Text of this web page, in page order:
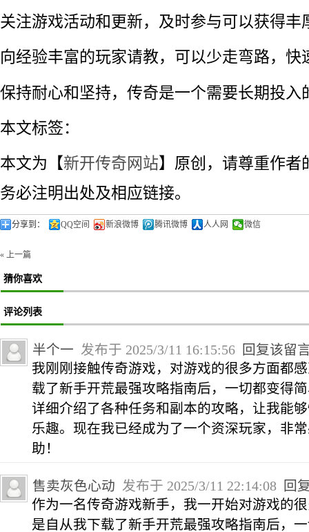
关注游戏活动和更新，及时参与可以获得丰
向经验丰富的玩家请教，可以少走弯路，快
保持耐心和坚持，传奇是一个需要长期投入
本文标签：
本文为【新开传奇网站】原创，请尊重作者
务必注明出处及相应链接。
分享到： QQ空间 新浪微博 腾讯微博 人人网 微信
« 上一篇
猜你喜欢
评论列表
半个一 发布于 2025/3/11 16:15:56 回复该留
我刚刚接触传奇游戏，对游戏的很多方面都
载了新手开荒最强攻略指南后，一切都变得
详细介绍了各种任务和副本的攻略，让我能
乐趣。现在我已经成为了一个资深玩家，非
助！
售卖灰色心动 发布于 2025/3/11 22:14:08 回
作为一名传奇游戏新手，我一开始对游戏的
是自从我下载了新手开荒最强攻略指南后，